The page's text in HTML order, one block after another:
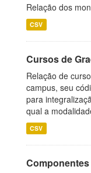
Relação dos
CSV
Cursos de
Relação de
campus, seu
para
qual a
CSV